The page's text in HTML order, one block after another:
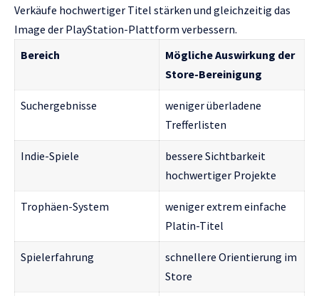
Verkäufe hochwertiger Titel stärken und gleichzeitig das
Image der PlayStation-Plattform verbessern.
Bereich
Mögliche Auswirkung der
Store-Bereinigung
Suchergebnisse
weniger überladene
Trefferlisten
Indie-Spiele
bessere Sichtbarkeit
hochwertiger Projekte
Trophäen-System
weniger extrem einfache
Platin-Titel
Spielerfahrung
schnellere Orientierung im
Store